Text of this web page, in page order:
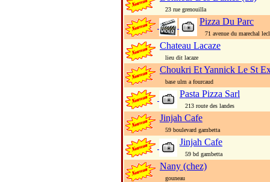
23 rue grenouilla
Pizza Du Parc
71 avenue du marechal
Chateau Lacaze
lieu dit lacaze
Choukri Et Yannick Le St
base ulm a fourcaud
Pasta Pizza Sarl
213 route des landes
Jinjah Cafe
59 boulevard gambetta
Jinjah Cafe
59 bd gambetta
Nany (chez)
gouneau